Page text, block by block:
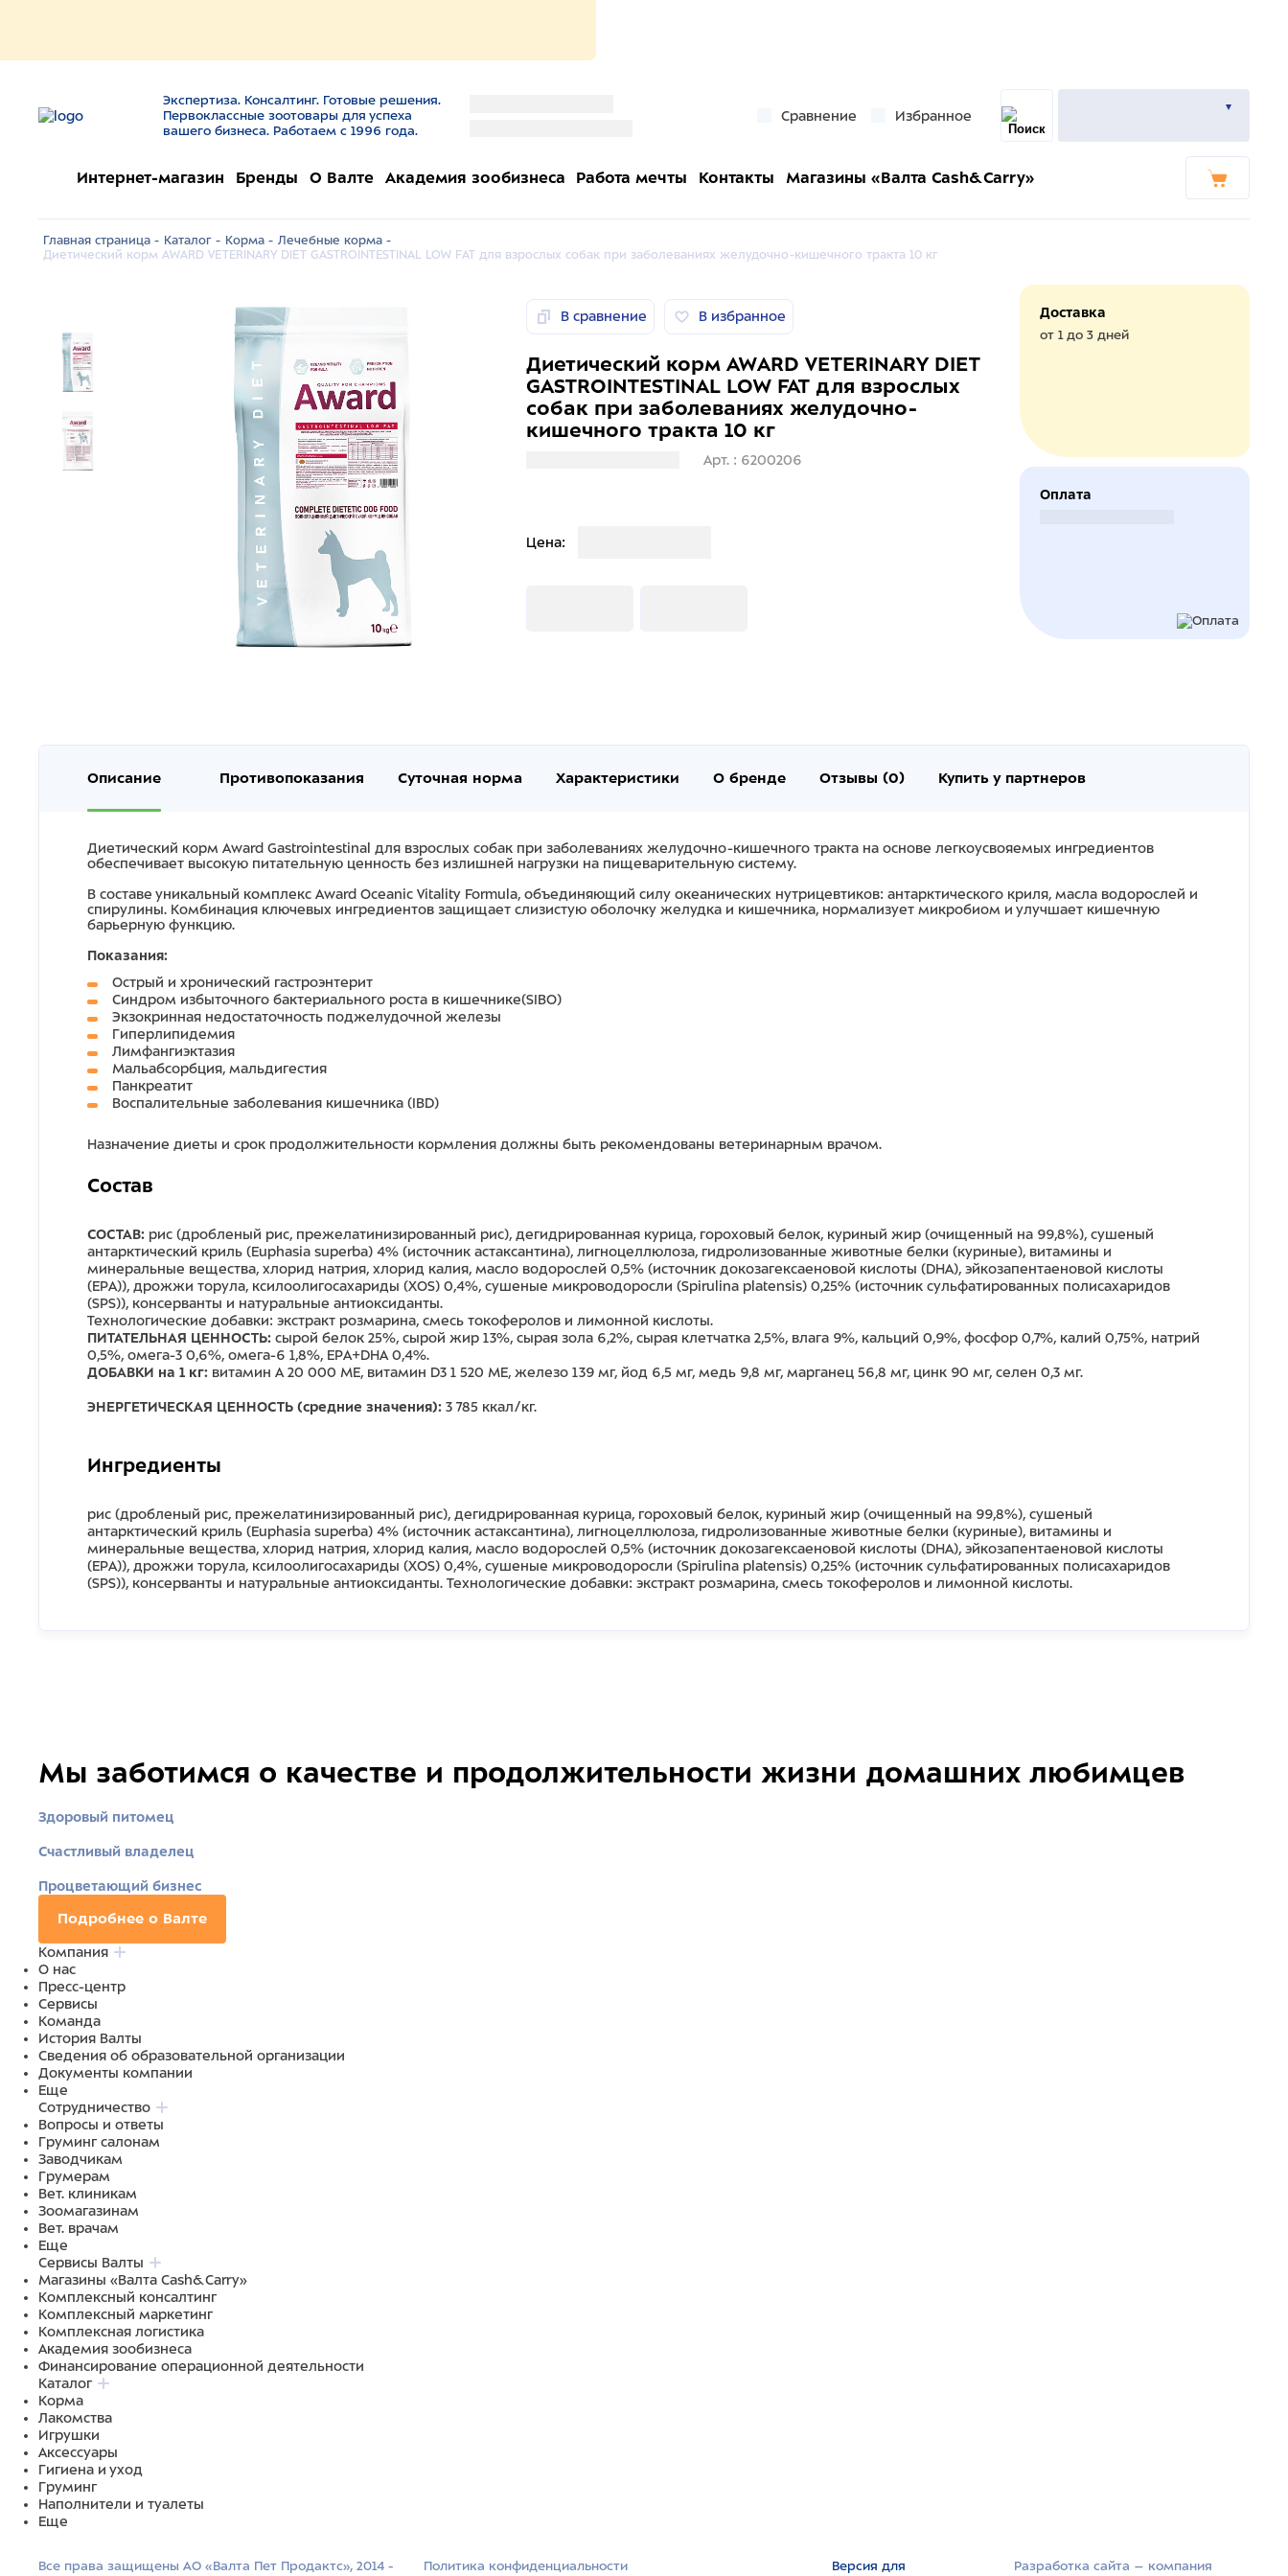
Экспертиза. Консалтинг. Готовые решения.
Первоклассные зоотовары для успеха
вашего бизнеса. Работаем с 1996 года.
Сравнение Избранное
Интернет-магазин Бренды О Валте Академия зообизнеса Работа мечты Контакты Магазины «Валта Cash&Carry»
Главная страница - Каталог - Корма - Лечебные корма -
Диетический корм AWARD VETERINARY DIET GASTROINTESTINAL LOW FAT для взрослых собак при заболеваниях желудочно-кишечного тракта 10 кг
В сравнение В избранное
Диетический корм AWARD VETERINARY DIET
GASTROINTESTINAL LOW FAT для взрослых
собак при заболеваниях желудочно-
кишечного тракта 10 кг
Арт. : 6200206
Цена:
Доставка
от 1 до 3 дней
Оплата
Описание Противопоказания Суточная норма Характеристики О бренде Отзывы (0) Купить у партнеров
Диетический корм Award Gastrointestinal для взрослых собак при заболеваниях желудочно-кишечного тракта на основе легкоусвояемых ингредиентов
обеспечивает высокую питательную ценность без излишней нагрузки на пищеварительную систему.
В составе уникальный комплекс Award Oceanic Vitality Formula, объединяющий силу океанических нутрицевтиков: антарктического криля, масла водорослей и
спирулины. Комбинация ключевых ингредиентов защищает слизистую оболочку желудка и кишечника, нормализует микробиом и улучшает кишечную
барьерную функцию.
Показания:
Острый и хронический гастроэнтерит
Синдром избыточного бактериального роста в кишечнике(SIBO)
Экзокринная недостаточность поджелудочной железы
Гиперлипидемия
Лимфангиэктазия
Мальабсорбция, мальдигестия
Панкреатит
Воспалительные заболевания кишечника (IBD)
Назначение диеты и срок продолжительности кормления должны быть рекомендованы ветеринарным врачом.
Состав
CОСТАВ: рис (дробленый рис, прежелатинизированный рис), дегидрированная курица, гороховый белок, куриный жир (очищенный на 99,8%), сушеный
антарктический криль (Euphasia superba) 4% (источник астаксантина), лигноцеллюлоза, гидролизованные животные белки (куриные), витамины и
минеральные вещества, хлорид натрия, хлорид калия, масло водорослей 0,5% (источник докозагексаеновой кислоты (DHA), эйкозапентаеновой кислоты
(EPA)), дрожжи торула, ксилоолигосахариды (XOS) 0,4%, сушеные микроводоросли (Spirulina platensis) 0,25% (источник сульфатированных полисахаридов
(SPS)), консерванты и натуральные антиоксиданты.
Технологические добавки: экстракт розмарина, смесь токоферолов и лимонной кислоты.
ПИТАТЕЛЬНАЯ ЦЕННОСТЬ: сырой белок 25%, сырой жир 13%, сырая зола 6,2%, сырая клетчатка 2,5%, влага 9%, кальций 0,9%, фосфор 0,7%, калий 0,75%, натрий
0,5%, омега-3 0,6%, омега-6 1,8%, EPA+DHA 0,4%.
ДОБАВКИ на 1 кг: витамин А 20 000 МЕ, витамин D3 1 520 МЕ, железо 139 мг, йод 6,5 мг, медь 9,8 мг, марганец 56,8 мг, цинк 90 мг, селен 0,3 мг.
ЭНЕРГЕТИЧЕСКАЯ ЦЕННОСТЬ (средние значения): 3 785 ккал/кг.
Ингредиенты
рис (дробленый рис, прежелатинизированный рис), дегидрированная курица, гороховый белок, куриный жир (очищенный на 99,8%), сушеный
антарктический криль (Euphasia superba) 4% (источник астаксантина), лигноцеллюлоза, гидролизованные животные белки (куриные), витамины и
минеральные вещества, хлорид натрия, хлорид калия, масло водорослей 0,5% (источник докозагексаеновой кислоты (DHA), эйкозапентаеновой кислоты
(EPA)), дрожжи торула, ксилоолигосахариды (XOS) 0,4%, сушеные микроводоросли (Spirulina platensis) 0,25% (источник сульфатированных полисахаридов
(SPS)), консерванты и натуральные антиоксиданты. Технологические добавки: экстракт розмарина, смесь токоферолов и лимонной кислоты.
Мы заботимся о качестве и продолжительности жизни домашних любимцев
Здоровый питомец
Счастливый владелец
Процветающий бизнес
Подробнее о Валте
Компания
О нас
Пресс-центр
Сервисы
Команда
История Валты
Сведения об образовательной организации
Документы компании
Еще
Сотрудничество
Вопросы и ответы
Груминг салонам
Заводчикам
Грумерам
Вет. клиникам
Зоомагазинам
Вет. врачам
Еще
Сервисы Валты
Магазины «Валта Cash&Carry»
Комплексный консалтинг
Комплексный маркетинг
Комплексная логистика
Академия зообизнеса
Финансирование операционной деятельности
Каталог
Корма
Лакомства
Игрушки
Аксессуары
Гигиена и уход
Груминг
Наполнители и туалеты
Еще
Все права защищены АО «Валта Пет Продактс», 2014 -
Политика конфиденциальности
Версия для
Разработка сайта –­ компания